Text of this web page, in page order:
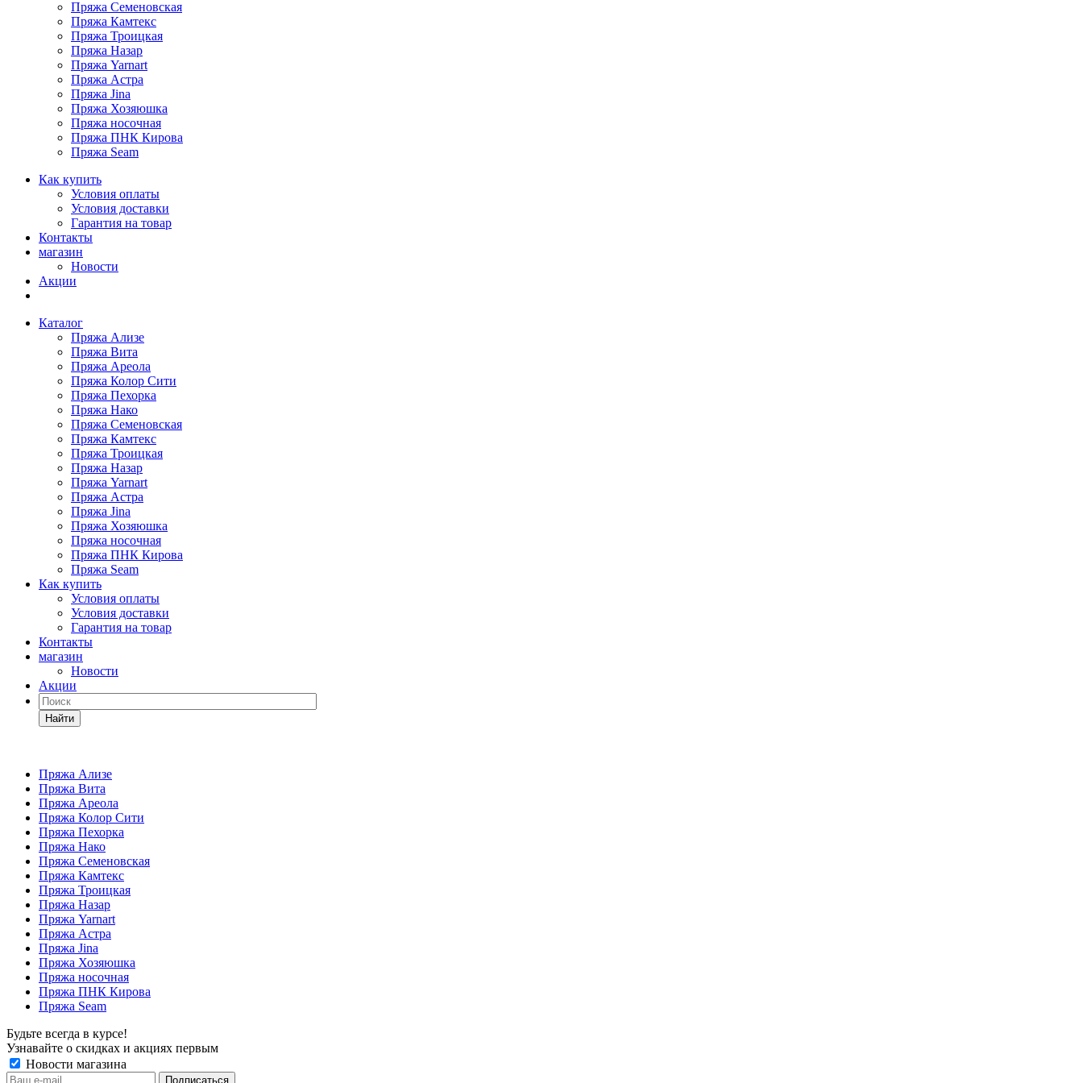
Пряжа Семеновская
Пряжа Камтекс
Пряжа Троицкая
Пряжа Назар
Пряжа Yarnart
Пряжа Астра
Пряжа Jina
Пряжа Хозяюшка
Пряжа носочная
Пряжа ПНК Кирова
Пряжа Seam
Как купить
Условия оплаты
Условия доставки
Гарантия на товар
Контакты
магазин
Новости
Акции
Каталог
Пряжа Ализе
Пряжа Вита
Пряжа Ареола
Пряжа Колор Сити
Пряжа Пехорка
Пряжа Нако
Пряжа Семеновская
Пряжа Камтекс
Пряжа Троицкая
Пряжа Назар
Пряжа Yarnart
Пряжа Астра
Пряжа Jina
Пряжа Хозяюшка
Пряжа носочная
Пряжа ПНК Кирова
Пряжа Seam
Как купить
Условия оплаты
Условия доставки
Гарантия на товар
Контакты
магазин
Новости
Акции
Найти
Пряжа Ализе
Пряжа Вита
Пряжа Ареола
Пряжа Колор Сити
Пряжа Пехорка
Пряжа Нако
Пряжа Семеновская
Пряжа Камтекс
Пряжа Троицкая
Пряжа Назар
Пряжа Yarnart
Пряжа Астра
Пряжа Jina
Пряжа Хозяюшка
Пряжа носочная
Пряжа ПНК Кирова
Пряжа Seam
Будьте всегда в курсе!
Узнавайте о скидках и акциях первым
Новости магазина